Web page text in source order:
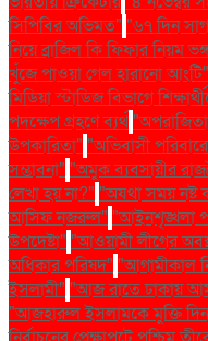
সিপিবির অভিমত" "৬৭ দিন
নিয়ে ব্রাজিল কি ফিফার নিয়ম
খুঁজে পাওয়া গেল হারানো আংটি"
মিডিয়া স্টাডিজ বিভাগে
পদক্ষেপ গ্রহণে ব্যর্থ
উপকারিতা" "অভিবাসী
সম্ভাবনা" "অমুক ব্যবসায়ীর
লেখা হয় না?" "অযথা সময় নষ্ট
আসিফ নজরুল" "আইনশৃঙ্খলা
উপদেষ্টা" "আওয়ামী লীগের
অধিকার পরিষদ" "আগামীকাল
ইসলামী" "আজ রাতে ঢাকায়
"আজহারুল ইসলামকে মুক্তি দিন